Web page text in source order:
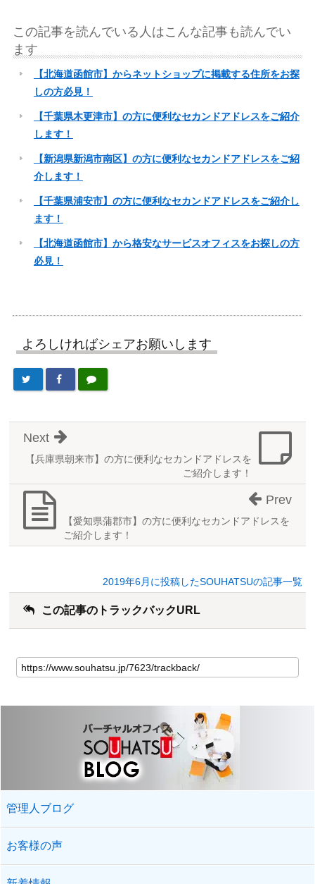
この記事を読んでいる人はこんな記事も読んでい
ます
【北海道函館市】からネットショップに掲載する住所をお探
しの方必見！
【千葉県木更津市】の方に便利なセカンドアドレスをご紹介
します！
【新潟県新潟市南区】の方に便利なセカンドアドレスをご紹
介します！
【千葉県浦安市】の方に便利なセカンドアドレスをご紹介し
ます！
【北海道函館市】から格安なサービスオフィスをお探しの方
必見！
よろしければシェアお願いします
【兵庫県朝来市】の方に便利なセカンドアドレスを
ご紹介します！
Next
【愛知県蒲郡市】の方に便利なセカンドアドレスを
ご紹介します！
Prev
2019年6月に投稿したSOUHATSUの記事一覧
この記事のトラックバックURL
管理人ブログ
お客様の声